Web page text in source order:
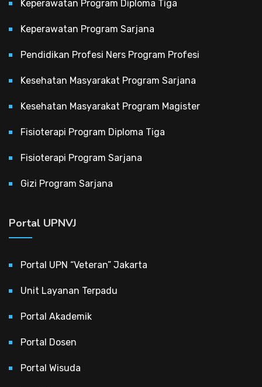
Keperawatan Program Diploma Tiga
Keperawatan Program Sarjana
Pendidikan Profesi Ners Program Profesi
Kesehatan Masyarakat Program Sarjana
Kesehatan Masyarakat Program Magister
Fisioterapi Program Diploma Tiga
Fisioterapi Program Sarjana
Gizi Program Sarjana
Portal UPNVJ
Portal UPN “Veteran” Jakarta
Unit Layanan Terpadu
Portal Akademik
Portal Dosen
Portal Wisuda